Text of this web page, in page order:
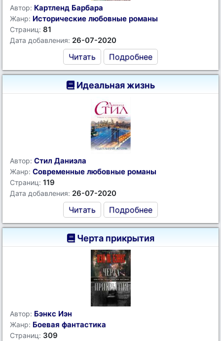
Автор: Картленд Барбара
Жанр: Исторические любовные романы
Страниц: 81
Дата добавления: 26-07-2020
Читать Подробнее
Идеальная жизнь
Автор: Стил Даниэла
Жанр: Современные любовные романы
Страниц: 119
Дата добавления: 26-07-2020
Читать Подробнее
Черта прикрытия
Автор: Бэнкс Иэн
Жанр: Боевая фантастика
Страниц: 309